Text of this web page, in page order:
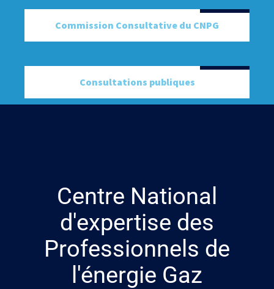
Commission Consultative du CNPG
Consultations publiques
Centre National
d'expertise des
Professionnels de
l'énergie Gaz